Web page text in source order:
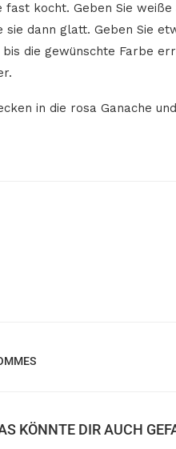
fast kocht. Geben Sie
sie dann glatt. Geben Sie
die gewünschte Farbe
in die rosa Ganache
KÖNNTE DIR AUCH